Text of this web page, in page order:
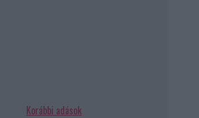
Korábbi adások